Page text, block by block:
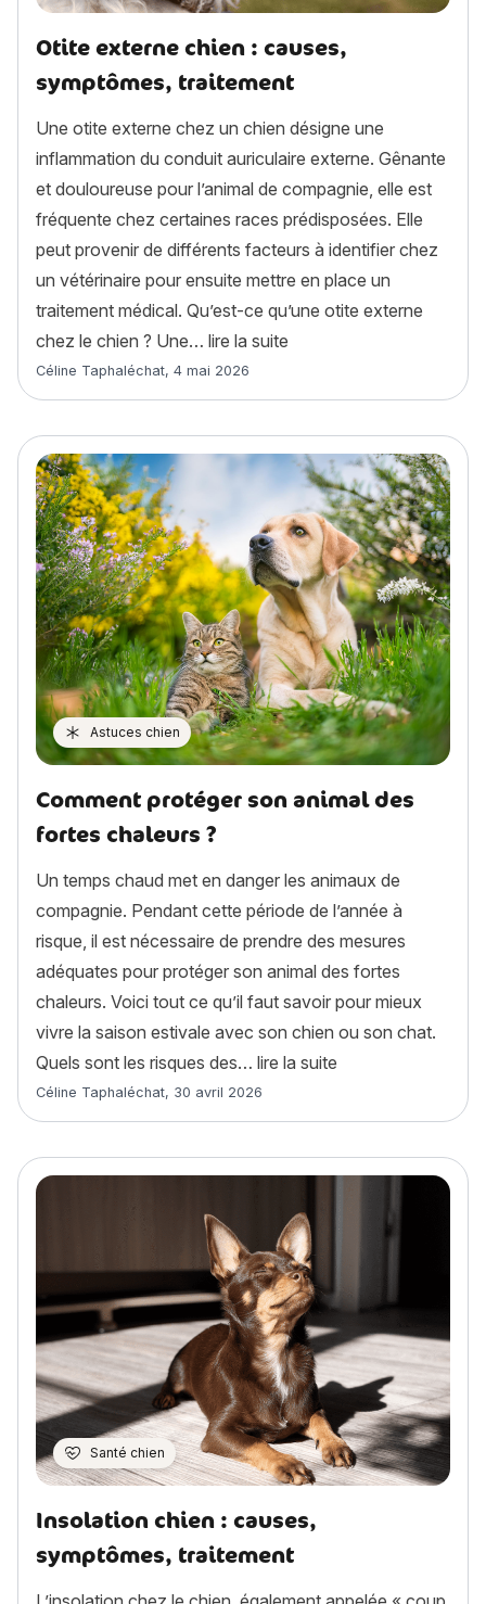
Otite externe chien : causes,
symptômes, traitement
Une otite externe chez un chien désigne une
inflammation du conduit auriculaire externe. Gênante
et douloureuse pour l’animal de compagnie, elle est
fréquente chez certaines races prédisposées. Elle
peut provenir de différents facteurs à identifier chez
un vétérinaire pour ensuite mettre en place un
traitement médical. Qu’est-ce qu’une otite externe
chez le chien ? Une… lire la suite
Article rédigé par
Céline Taphaléchat, 4 mai 2026
Astuces chien
Comment protéger son animal des
fortes chaleurs ?
Un temps chaud met en danger les animaux de
compagnie. Pendant cette période de l’année à
risque, il est nécessaire de prendre des mesures
adéquates pour protéger son animal des fortes
chaleurs. Voici tout ce qu’il faut savoir pour mieux
vivre la saison estivale avec son chien ou son chat.
Quels sont les risques des… lire la suite
Article rédigé par
Céline Taphaléchat, 30 avril 2026
Santé chien
Insolation chien : causes,
symptômes, traitement